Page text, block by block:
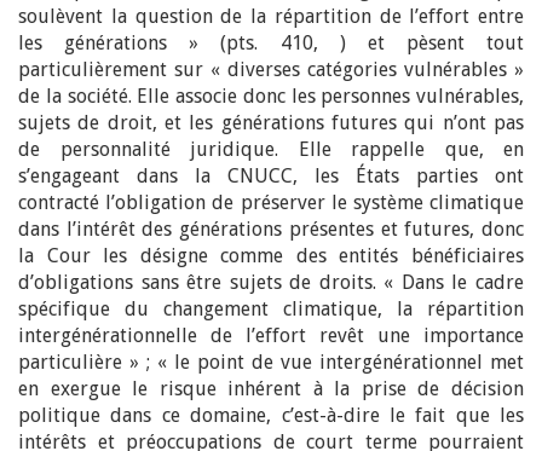
soulèvent la question de la répartition de l’effort entre
les générations » (pts. 410, ) et pèsent tout
particulièrement sur « diverses catégories vulnérables »
de la société. Elle associe donc les personnes vulnérables,
sujets de droit, et les générations futures qui n’ont pas
de personnalité juridique. Elle rappelle que, en
s’engageant dans la CNUCC, les États parties ont
contracté l’obligation de préserver le système climatique
dans l’intérêt des générations présentes et futures, donc
la Cour les désigne comme des entités bénéficiaires
d’obligations sans être sujets de droits. « Dans le cadre
spécifique du changement climatique, la répartition
intergénérationnelle de l’effort revêt une importance
particulière » ; « le point de vue intergénérationnel met
en exergue le risque inhérent à la prise de décision
politique dans ce domaine, c’est-à-dire le fait que les
intérêts et préoccupations de court terme pourraient